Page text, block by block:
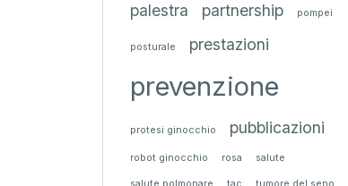
palestra partnership pompei
posturale prestazioni
prevenzione
protesi ginocchio pubblicazioni
robot ginocchio rosa salute